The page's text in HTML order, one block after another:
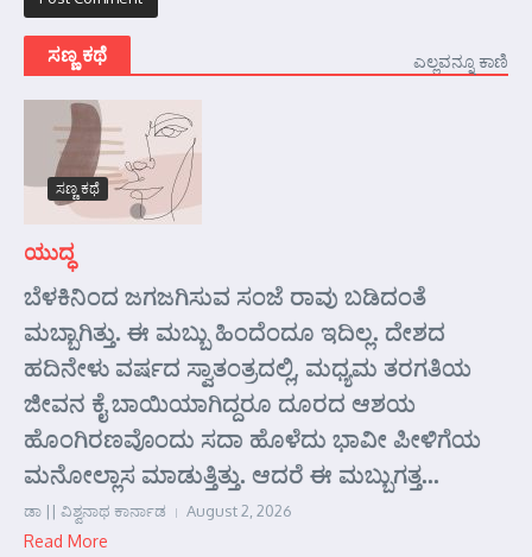
ಸಣ್ಣ ಕಥೆ ಎಲ್ಲವನ್ನೂ ಕಾಣಿ
ಸಣ್ಣ ಕಥೆ
ಯುದ್ಧ
ಬೆಳಕಿನಿಂದ ಜಗಜಗಿಸುವ ಸಂಜೆ ರಾವು ಬಡಿದಂತೆ
ಮಬ್ಬಾಗಿತ್ತು. ಈ ಮಬ್ಬು ಹಿಂದೆಂದೂ ಇದಿಲ್ಲ. ದೇಶದ
ಹದಿನೇಳು ವರ್ಷದ ಸ್ವಾತಂತ್ರದಲ್ಲಿ, ಮಧ್ಯಮ ತರಗತಿಯ
ಜೀವನ ಕೈ ಬಾಯಿಯಾಗಿದ್ದರೂ ದೂರದ ಆಶಯ
ಹೊಂಗಿರಣವೊಂದು ಸದಾ ಹೊಳೆದು ಭಾವೀ ಪೀಳಿಗೆಯ
ಮನೋಲ್ಲಾಸ ಮಾಡುತ್ತಿತ್ತು. ಆದರೆ ಈ ಮಬ್ಬುಗತ್ತ...
ಡಾ || ವಿಶ್ವನಾಥ ಕಾರ್ನಾಡ August 2, 2026
Read More